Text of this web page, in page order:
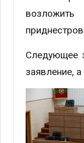
Следующее
заявление,